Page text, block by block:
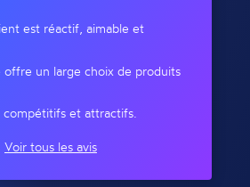
est réactif, aimable et
offre un large choix de produits
compétitifs et attractifs.
Voir tous les avis